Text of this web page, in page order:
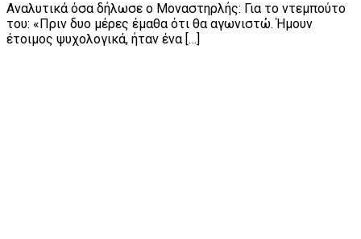
Αναλυτικά όσα δήλωσε ο Μοναστηρλής: Για το ντεμπούτο
του: «Πριν δυο μέρες έμαθα ότι θα αγωνιστώ. Ήμουν
έτοιμος ψυχολογικά, ήταν ένα […]